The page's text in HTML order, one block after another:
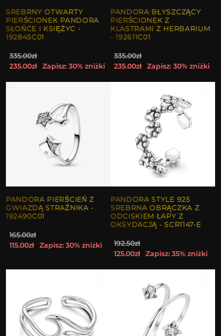
SREBRNY OTWARTY
PIERŚCIONEK PANDORA
SŁOŃCE I KSIĘŻYC -
192845C01
335.00zł
235.00zł
Zapisz: 30% zniżki
PANDORA BŁYSZCZĄCY
PIERŚCIONEK Z
KLASTRAMI Z HERBARIUM
- 192611C01
335.00zł
235.00zł
Zapisz: 30% zniżki
PANDORA PIERŚCIEŃ Z
GWIAZDĄ STRAŻNIKA -
192490C01
165.00zł
115.00zł
Zapisz: 30% zniżki
PANDORA STYLE 925
SREBRNA OBRĄCZKA Z
ODCISKIEM ŁAPY Z
OKSYDACJĄ - SCR1147-E
192.50zł
125.00zł
Zapisz: 35% zniżki